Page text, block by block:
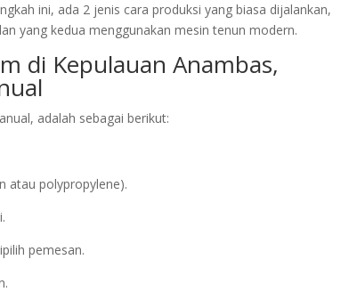
ini, ada 2 jenis cara produksi yang biasa dijalankan,
yang kedua menggunakan mesin tenun modern.
di Kepulauan Anambas,
adalah sebagai berikut:
atau polypropylene).
pemesan.